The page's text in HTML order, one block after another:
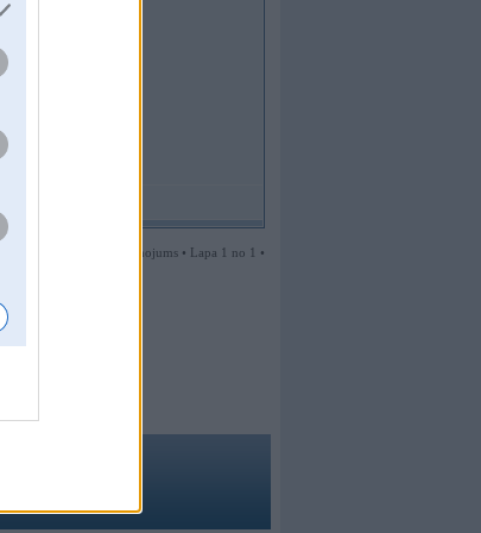
1 ziņojums • Lapa 1 no 1 •